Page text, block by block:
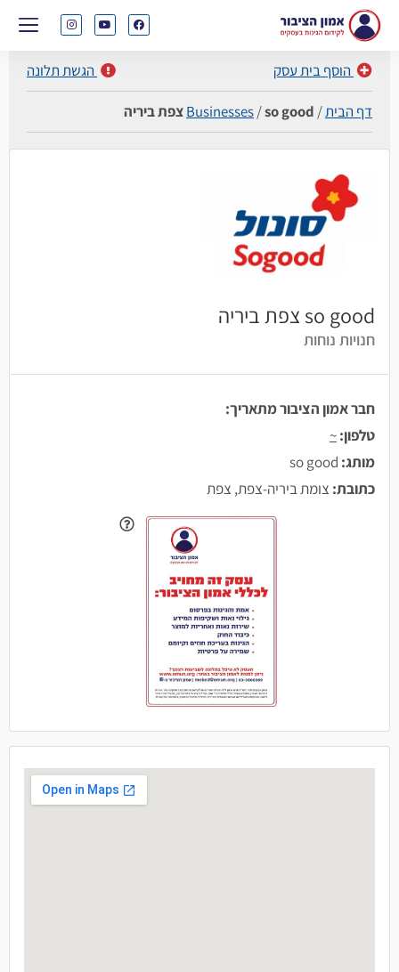
הוסף בית עסק הגשת תלונה
דף הבית/
Businesses/so good צפת ביריה
so good צפת ביריה
חנויות נוחות
חבר אמון הציבור מתאריך:
טלפון:~
מותג:
כתובת: צומת ביריה-צפת, צפת